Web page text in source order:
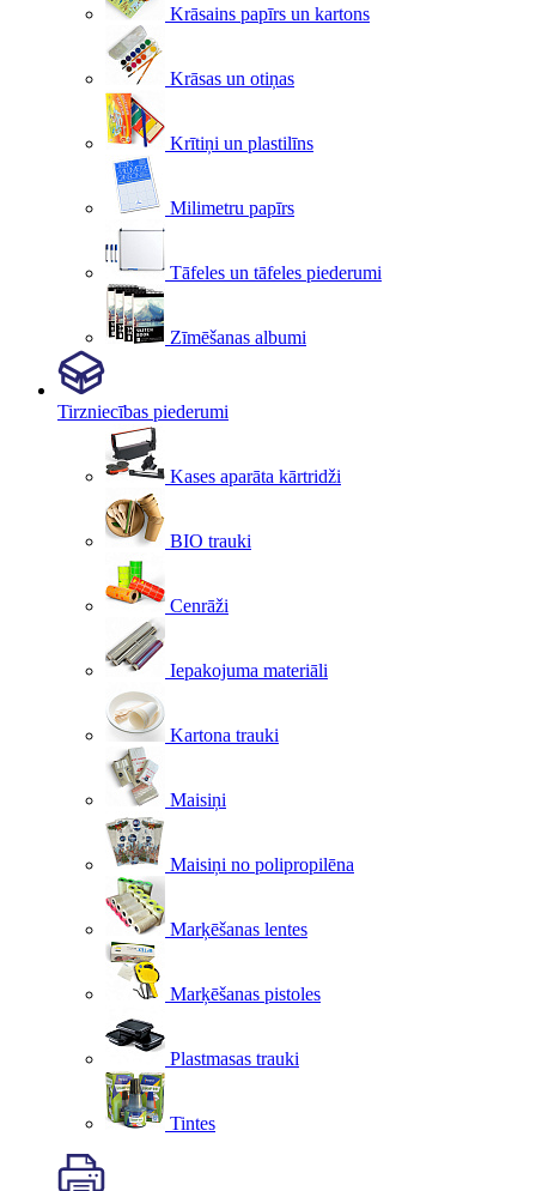
Krāsains papīrs un kartons
Krāsas un otiņas
Krītiņi un plastilīns
Milimetru papīrs
Tāfeles un tāfeles piederumi
Zīmēšanas albumi
Tirzniecības piederumi
Kases aparāta kārtridži
BIO trauki
Cenrāži
Iepakojuma materiāli
Kartona trauki
Maisiņi
Maisiņi no polipropilēna
Marķēšanas lentes
Marķēšanas pistoles
Plastmasas trauki
Tintes